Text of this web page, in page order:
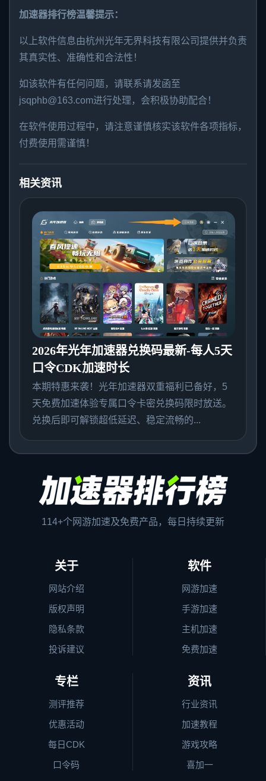
加速器排行榜温馨提示：
以上软件信息由杭州光年无界科技有限公司提供并负责
其真实性、准确性和合法性！
如该软件有任何问题，请联系请发函至
jsqphb@163.com进行处理，会积极协助配合！
在软件使用过程中，请注意谨慎核实该软件各项指标，
付费使用需谨慎！
相关资讯
2026年光年加速器兑换码最新-每人5天
口令CDK加速时长
本期特惠来袭！光年加速器双重福利已备好，5
天免费加速体验专属口令卡密兑换码限时放送。
兑换后即可解锁超低延迟、稳定流畅的...
114+个网游加速及免费产品，每日持续更新
关于
网站介绍
版权声明
隐私条款
投诉建议
软件
网游加速
手游加速
主机加速
免费加速
专栏
测评推荐
优惠活动
每日CDK
口令码
资讯
行业资讯
加速教程
游戏攻略
喜加一